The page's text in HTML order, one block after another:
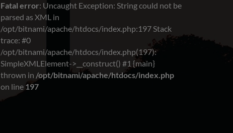
Fatal error: Uncaught Exception: String could not be
parsed as XML in
/opt/bitnami/apache/htdocs/index.php:197 Stack
trace: #0
/opt/bitnami/apache/htdocs/index.php(197):
SimpleXMLElement->__construct() #1 {main}
thrown in /opt/bitnami/apache/htdocs/index.php
on line 197